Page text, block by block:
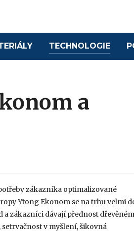
TECHNOLOGIE
a
zákazníka optimalizované
Ytong Ekonom se na trhu velmi
a zákazníci dávají přednost
v myšlení, šikovná